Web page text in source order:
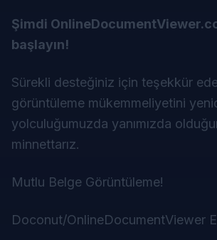
Şimdi
başlayın!
Sürekli desteğiniz için teşekkür
görüntüleme mükemmeliyetini
yolculuğumuzda yanımızda
minnettarız.
Mutlu Belge Görüntüleme!
Doconut/OnlineDocumentViewer